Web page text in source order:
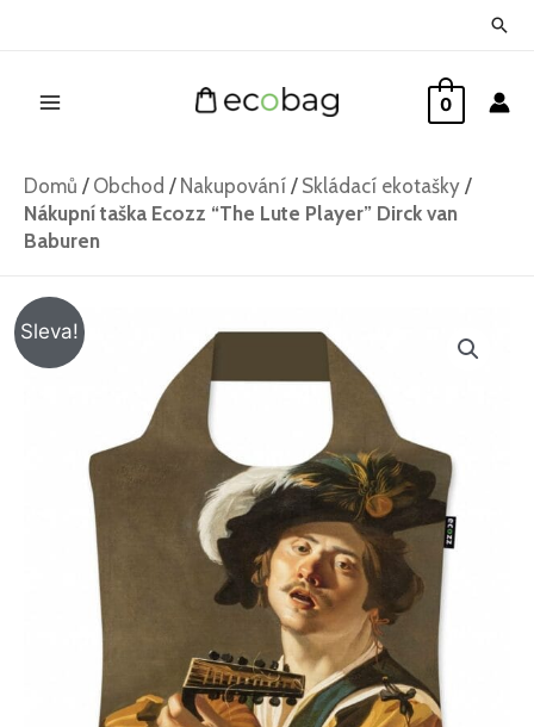
0
Domů / Obchod / Nakupování / Skládací ekotašky /
Nákupní taška Ecozz “The Lute Player” Dirck van
Baburen
Sleva!
Původní
cena
byla:
259 Kč.
Aktuální
cena
189 Kč.
Nákupní
Player"
Baburen
množství